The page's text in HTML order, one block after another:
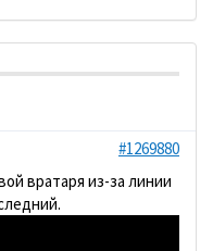
#1269880
вратаря из-за линии